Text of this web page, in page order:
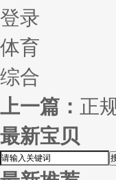
登录
体育
综合
上一篇： 正
最新宝贝